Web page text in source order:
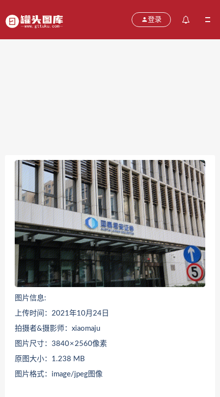
登录
图片信息:
上传时间：2021年10月24日
拍摄者&摄影师：xiaomaju
图片尺寸：3840 × 2560像素
原图大小：1.238 MB
图片格式：image/jpeg图像